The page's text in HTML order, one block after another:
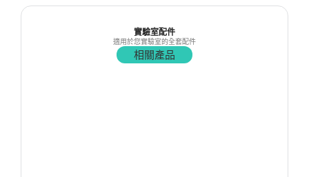
實驗室配件
適用於您實驗室的全套配件
相關產品